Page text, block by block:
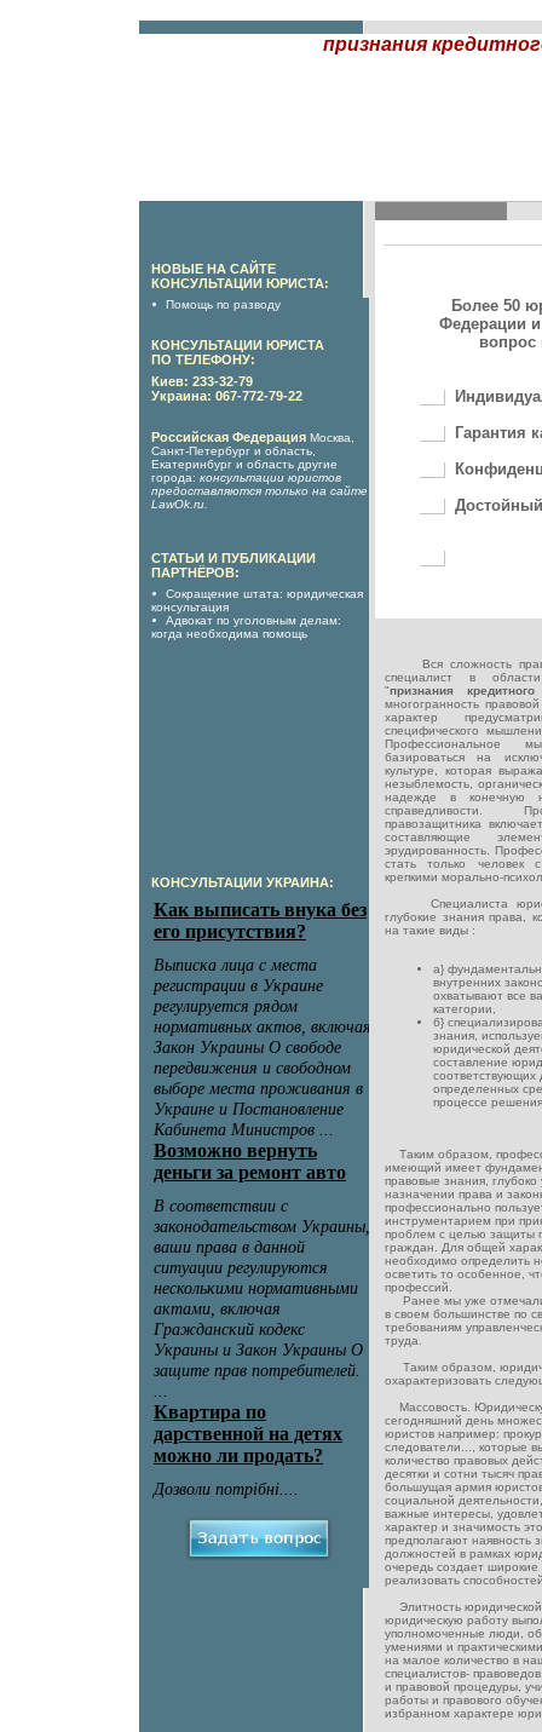
признания
НОВЫЕ НА САЙТЕ
КОНСУЛЬТАЦИИ ЮРИСТА:
Помощь по разводу
КОНСУЛЬТАЦИИ ЮРИСТА
ПО ТЕЛЕФОНУ:
Киев: 233-32-79
Украина: 067-772-79-22
Российская Федерация Москва,
Санкт-Петербург и область,
Екатеринбург и область другие
города: консультации юристов
предоставляются только на сайте
LawOk.ru
СТАТЬИ И ПУБЛИКАЦИИ
ПАРТНЁРОВ:
Сокращение штата: юридическая
консультация
Адвокат по уголовным делам:
когда необходима помощь
КОНСУЛЬТАЦИИ УКРАИНА:
Более 50
Федерации
вопрос
Гарантия
Вся сложность
специалист в
"признания
многогранность
характер
специфического
Профессиональное
базироваться на
культуре, которая
незыблемость,
надежде в конечную
справедливости.
правозащитника
составляющие
эрудированность.
стать только человек
крепкими морально-
Специалиста
глубокие знания права,
на такие виды :
а}
внутренних
охватывают все
категории,
б}
знания,
юридической
составление
соответствующих
определенных
процессе
Таким образом,
имеющий имеет
правовые знания,
назначении права и
профессионально
инструментарием при
проблем с целью защиты
граждан. Для общей
необходимо определить
осветить то особенное,
профессий.
Ранее мы уже отмечали,
в своем большинстве по
требованиям
труда.
Таким образом,
охарактеризовать
Массовость.
сегодняшний день
юристов например:
следователи..., которые
количество правовых
десятки и сотни тысяч
большущая армия
социальной
важные интересы,
характер и значимость
предполагают наявность
должностей в рамках
очередь создает
реализовать
Элитность
юридическую работу
уполномоченные люди,
умениями и
на малое количество в
специалистов-
и правовой процедуры,
работы и правового
избранном характере